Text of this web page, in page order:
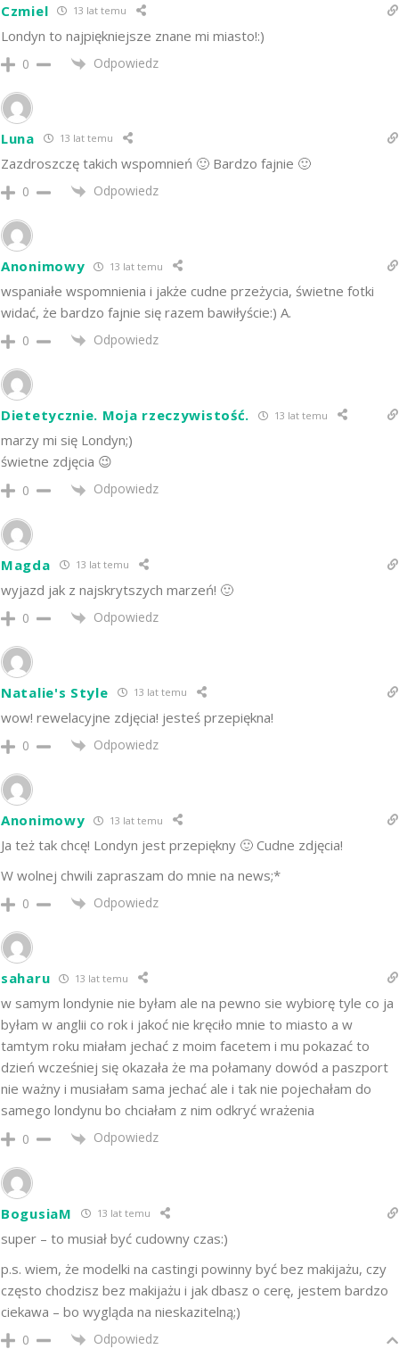
Czmiel 13 lat temu
Londyn to najpiękniejsze znane mi miasto!:)
0 Odpowiedz
Luna 13 lat temu
Zazdroszczę takich wspomnień 🙂 Bardzo fajnie 🙂
0 Odpowiedz
Anonimowy 13 lat temu
wspaniałe wspomnienia i jakże cudne przeżycia, świetne fotki
widać, że bardzo fajnie się razem bawiłyście:) A.
0 Odpowiedz
Dietetycznie. Moja rzeczywistość. 13 lat temu
marzy mi się Londyn;)
świetne zdjęcia 😉
0 Odpowiedz
Magda 13 lat temu
wyjazd jak z najskrytszych marzeń! 🙂
0 Odpowiedz
Natalie's Style 13 lat temu
wow! rewelacyjne zdjęcia! jesteś przepiękna!
0 Odpowiedz
Anonimowy 13 lat temu
Ja też tak chcę! Londyn jest przepiękny 🙂 Cudne zdjęcia!
W wolnej chwili zapraszam do mnie na news;*
0 Odpowiedz
saharu 13 lat temu
w samym londynie nie byłam ale na pewno sie wybiorę tyle co ja
byłam w anglii co rok i jakoć nie kręciło mnie to miasto a w
tamtym roku miałam jechać z moim facetem i mu pokazać to
dzień wcześniej się okazała że ma połamany dowód a paszport
nie ważny i musiałam sama jechać ale i tak nie pojechałam do
samego londynu bo chciałam z nim odkryć wrażenia
0 Odpowiedz
BogusiaM 13 lat temu
super – to musiał być cudowny czas:)
p.s. wiem, że modelki na castingi powinny być bez makijażu, czy
często chodzisz bez makijażu i jak dbasz o cerę, jestem bardzo
ciekawa – bo wygląda na nieskazitelną;)
0 Odpowiedz